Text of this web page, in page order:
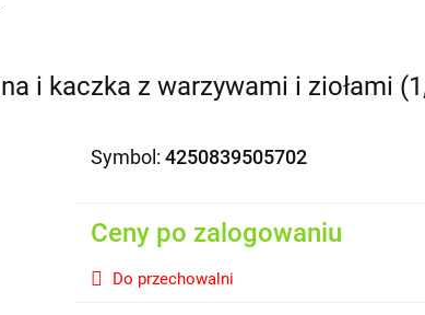
i kaczka z warzywami i ziołami
Symbol: 4250839505702
Ceny po zalogowaniu
Do przechowalni